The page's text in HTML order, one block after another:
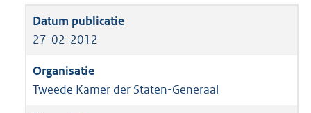
27-02-2012
Tweede Kamer der Staten-Generaal